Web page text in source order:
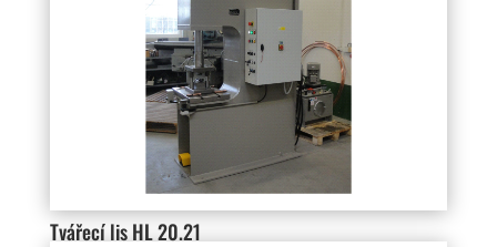
Tvářecí lis HL 20.21